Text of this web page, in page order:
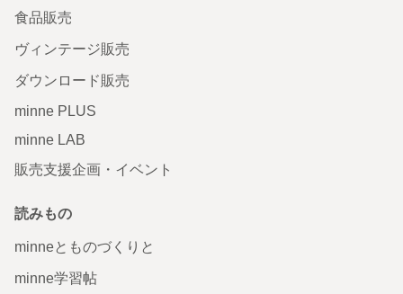
食品販売
ヴィンテージ販売
ダウンロード販売
minne PLUS
minne LAB
販売支援企画・イベント
読みもの
minneとものづくりと
minne学習帖